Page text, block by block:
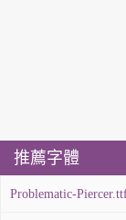
推薦字體
Problematic-